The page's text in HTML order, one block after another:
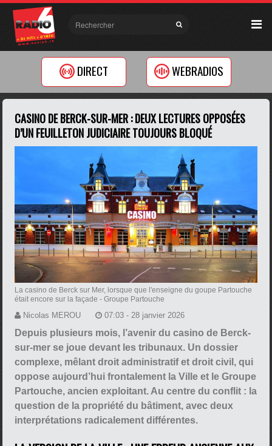
DIRECT WEBRADIOS
CASINO DE BERCK-SUR-MER : DEUX LECTURES OPPOSÉES
D’UN FEUILLETON JUDICIAIRE TOUJOURS BLOQUÉ
La casino de Berck sur Mer, lorsque que l'enseigne du goupe Partouche
était encore sur la façade - Groupe Partouche
Nicolas MEROU 07:03 - 28 janvier 2026
Depuis plusieurs mois, l’avenir du casino de Berck-
sur-mer se joue devant les tribunaux. Un dossier
complexe, mêlant droit administratif et droit civil, qui
oppose aujourd’hui frontalement la Ville et le Groupe
Partouche, ancien exploitant. Au centre du conflit : la
question de la propriété du bâtiment, avec deux
interprétations radicalement différentes.